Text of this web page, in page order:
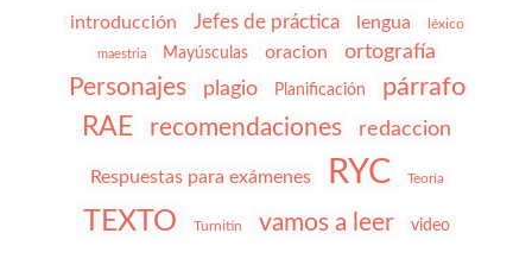
introducción Jefes de práctica lengua léxico
maestria Mayúsculas oracion ortografía
Personajes plagio Planificación párrafo
RAE recomendaciones redaccion
Respuestas para exámenes RYC Teoría
TEXTO Turnitin vamos a leer video